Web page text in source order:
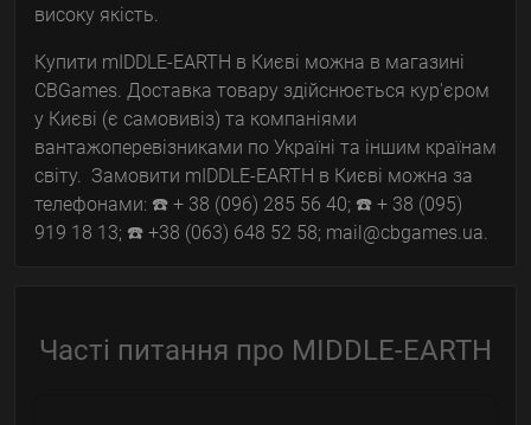
високу якість.
Купити mIDDLE-EARTH в Києві можна в магазині
CBGames. Доставка товару здійснюється кур'єром
у Києві (є самовивіз) та компаніями
вантажоперевізниками по Україні та іншим країнам
світу. Замовити mIDDLE-EARTH в Києві можна за
телефонами: ☎️ + 38 (096) 285 56 40; ☎️ + 38 (095)
919 18 13; ☎️ +38 (063) 648 52 58; mail@cbgames.ua.
Часті питання про MIDDLE-EARTH